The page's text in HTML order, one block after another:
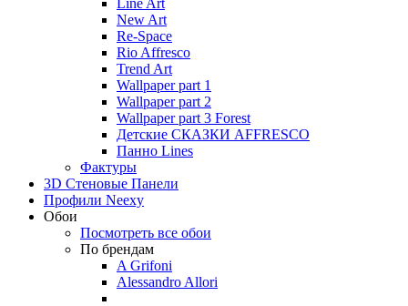
Line Art
New Art
Re-Space
Rio Affresco
Trend Art
Wallpaper part 1
Wallpaper part 2
Wallpaper part 3 Forest
Детские СКАЗКИ AFFRESCO
Панно Lines
Фактуры
3D Стеновые Панели
Профили Neexy
Обои
Посмотреть все обои
По брендам
A Grifoni
Alessandro Allori